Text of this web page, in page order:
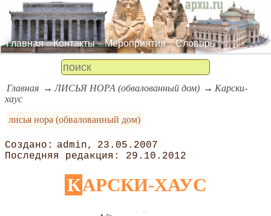
Главная Контакты Мероприятия Словарь
Главная ЛИСЬЯ НОРА (обвалованный дом)
Карски-
хаус
лисья нора (обвалованный дом)
admin
23.05.2007
29.10.2012
КАРСКИ-ХАУС